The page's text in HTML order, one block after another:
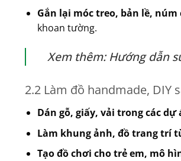
Gắn lại móc treo, bản lề, núm
khoan tường.
Xem thêm: Hướng dẫn
2.2 Làm đồ handmade, DIY
Dán gỗ, giấy, vải trong các dự
Làm khung ảnh, đồ trang trí
Tạo đồ chơi cho trẻ em, mô